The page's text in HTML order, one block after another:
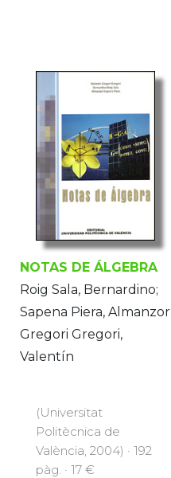
NOTAS DE ÁLGEBRA
Roig Sala, Bernardino;
Sapena Piera, Almanzor;
Gregori Gregori,
Valentín
(Universitat
Politècnica de
València, 2004) · 192
pàg. · 17 €